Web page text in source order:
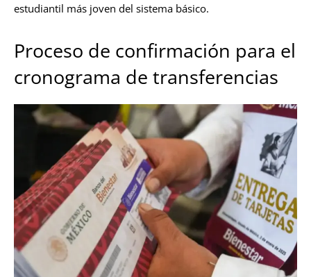
estudiantil más joven del sistema básico.
Proceso de confirmación para el
cronograma de transferencias